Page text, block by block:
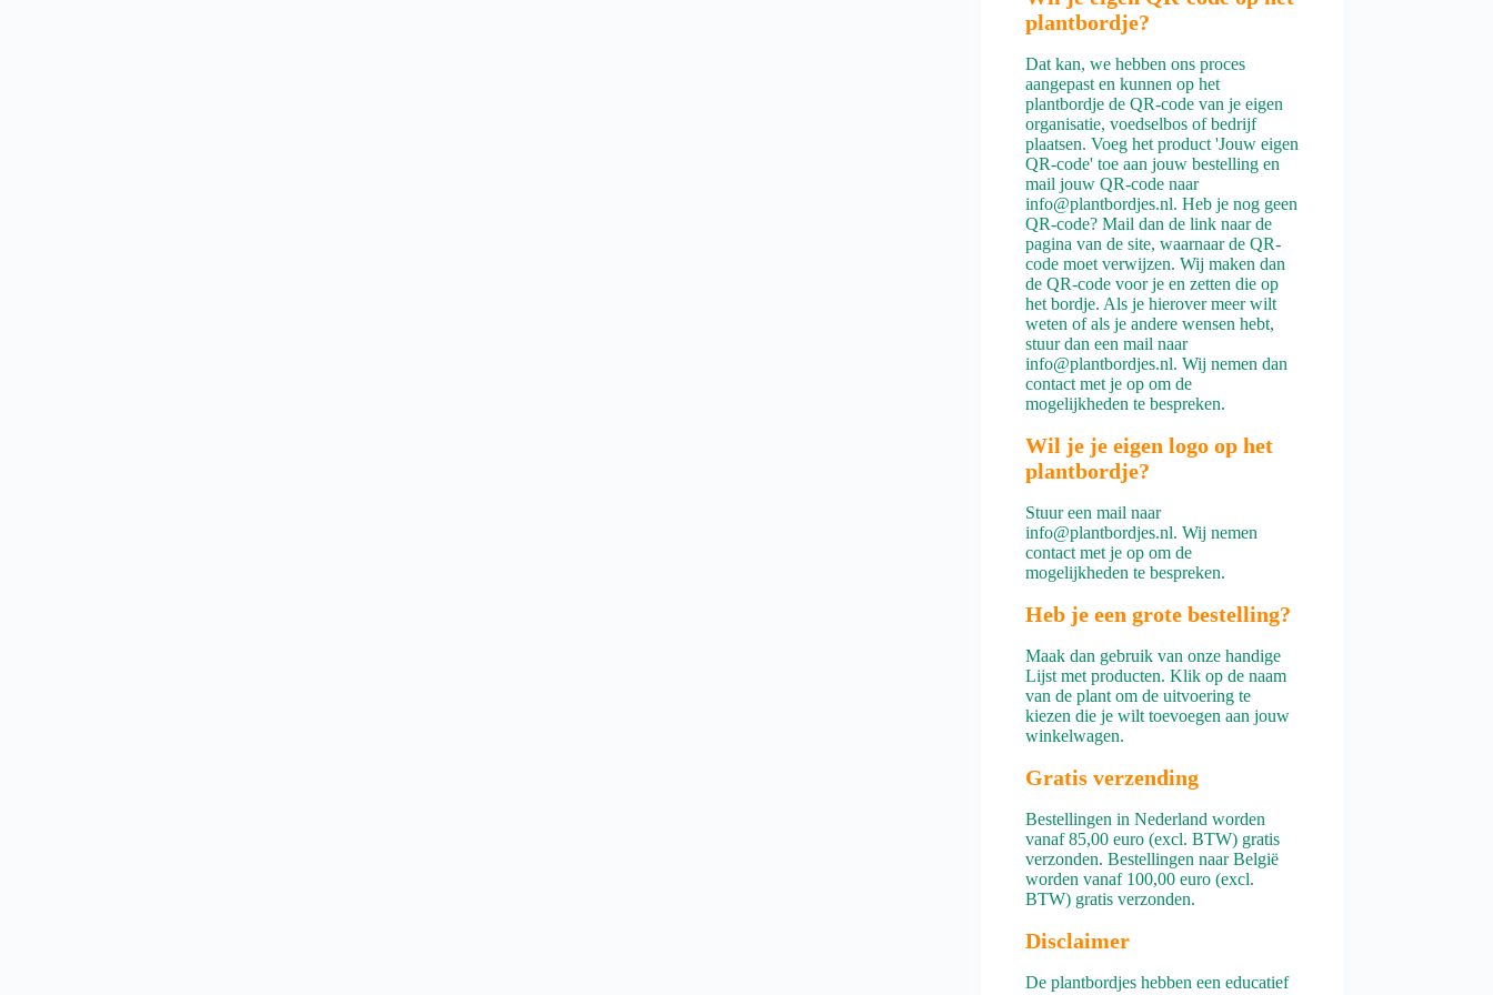
plantbordje?
Dat kan, we hebben ons proces
aangepast en kunnen op het
plantbordje de QR-code van je eigen
organisatie, voedselbos of bedrijf
plaatsen. Voeg het product 'Jouw eigen
QR-code' toe aan jouw bestelling en
mail jouw QR-code naar
info@plantbordjes.nl. Heb je nog geen
QR-code? Mail dan de link naar de
pagina van de site, waarnaar de QR-
code moet verwijzen. Wij maken dan
de QR-code voor je en zetten die op
het bordje. Als je hierover meer wilt
weten of als je andere wensen hebt,
stuur dan een mail naar
info@plantbordjes.nl. Wij nemen dan
contact met je op om de
mogelijkheden te bespreken.
Wil je je eigen logo op het
plantbordje?
Stuur een mail naar
info@plantbordjes.nl. Wij nemen
contact met je op om de
mogelijkheden te bespreken.
Heb je een grote bestelling?
Maak dan gebruik van onze handige
Lijst met producten. Klik op de naam
van de plant om de uitvoering te
kiezen die je wilt toevoegen aan jouw
winkelwagen.
Gratis verzending
Bestellingen in Nederland worden
vanaf 85,00 euro (excl. BTW) gratis
verzonden. Bestellingen naar België
worden vanaf 100,00 euro (excl.
BTW) gratis verzonden.
Disclaimer
De plantbordjes hebben een educatief